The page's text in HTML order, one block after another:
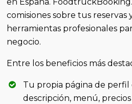
en España.
comisiones sobre tus reservas
herramientas profesionales
negocio.
Entre los beneficios más
Tu propia página de perfil
descripción, menú,